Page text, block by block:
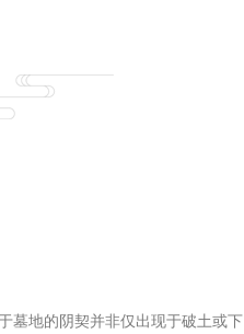
墓地的阴契并非仅出现于破土或下